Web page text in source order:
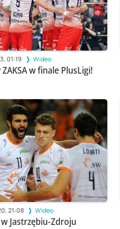
01:19 Wideo
w finale PlusLigi!
21:08 Wideo
Jastrzębiu-Zdroju